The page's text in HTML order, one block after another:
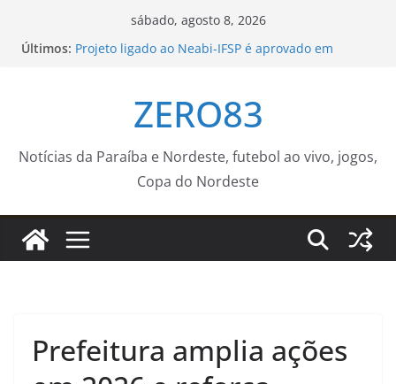
sábado, agosto 8, 2026
Últimos: Projeto ligado ao Neabi-IFSP é aprovado em
crianças na plataforma
Profissionais da Educação Infantil da Rede
imersiva
Neste sábado (08), a Prefeitura de Guaratinguetá
realiza mais uma edição do programa “Sábado
Cras Móvel estará na UBS Vitória Régia na
próxima quarta-feira (12) – Agência de Notícias
ZERO83
Notícias da Paraíba e Nordeste, futebol ao vivo, jogos,
Copa do Nordeste
Prefeitura amplia ações